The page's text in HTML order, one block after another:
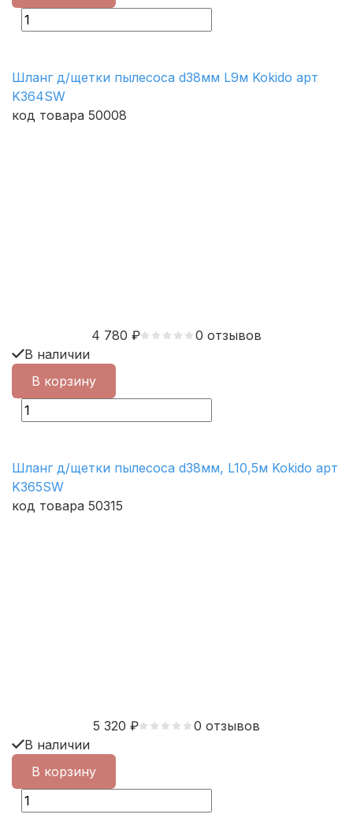
Шланг д/щетки пылесоса d38мм L9м Kokido арт
K364SW
код товара 50008
4 780 ₽
0 отзывов
В наличии
В корзину
Шланг д/щетки пылесоса d38мм, L10,5м Kokido арт
K365SW
код товара 50315
5 320 ₽
0 отзывов
В наличии
В корзину